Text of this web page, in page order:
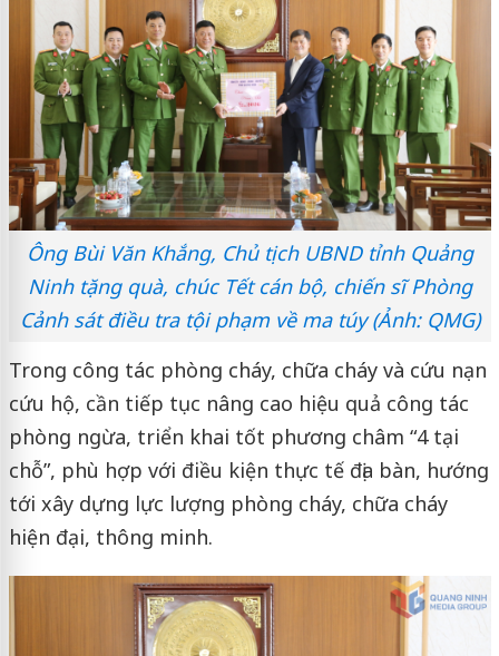
Ông Bùi Văn Khắng, Chủ tịch UBND tỉnh Quảng
Ninh tặng quà, chúc Tết cán bộ, chiến sĩ Phòng
Cảnh sát điều tra tội phạm về ma túy (Ảnh: QMG)
Trong công tác phòng cháy, chữa cháy và cứu nạn
cứu hộ, cần tiếp tục nâng cao hiệu quả công tác
phòng ngừa, triển khai tốt phương châm “4 tại
chỗ”, phù hợp với điều kiện thực tế địa bàn, hướng
tới xây dựng lực lượng phòng cháy, chữa cháy
hiện đại, thông minh.